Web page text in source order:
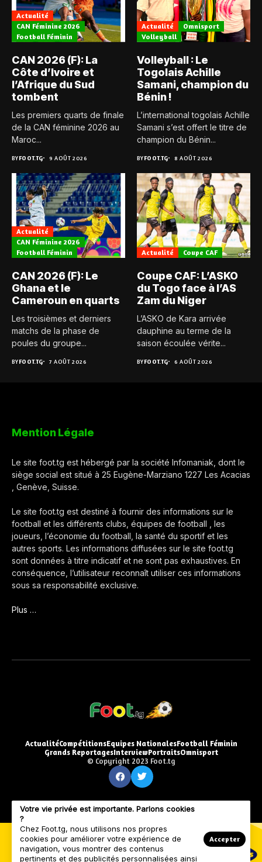
Actualité
CAN Féminine 2026
Football Féminin
CAN 2026 (F): La
Côte d’Ivoire et
l’Afrique du Sud
tombent
Les premiers quarts de finale
de la CAN féminine 2026 au
Maroc...
BYFOOT.TG 9 AOÛT 2026
Actualité
Omnisport
Volleyball
Volleyball : Le
Togolais Achille
Samani, champion du
Bénin !
L’international togolais Achille
Samani s’est offert le titre de
champion du Bénin...
BYFOOT.TG 8 AOÛT 2026
Actualité
CAN Féminine 2026
Football Féminin
CAN 2026 (F): Le
Ghana et le
Cameroun en quarts
Les troisièmes et derniers
matchs de la phase de
poules du groupe...
BYFOOT.TG 7 AOÛT 2026
Actualité Coupe CAF
Coupe CAF: L’ASKO
du Togo face à l’AS
Zam du Niger
L’ASKO de Kara arrivée
dauphine au terme de la
saison écoulée vérite...
BYFOOT.TG 6 AOÛT 2026
Mention Légale
Le site foot.tg est hébergé par la société Infomaniak, dont le
siège social est situé à 25 Eugène-Marziano 1227 Les Acacias
, Genève, Suisse.
Le site foot.tg est destiné à fournir des informations sur le
football et les différents clubs, équipes de football , les
joueurs, l’économie du football, la santé du sportif et les
autres sports. Les informations diffusées sur le site foot.tg
sont données à titre indicatif et ne sont pas exhaustives. En
conséquence, l’utilisateur reconnaît utiliser ces informations
sous sa responsabilité exclusive.
Plus …
ActualitéCompétitionsEquipes NationalesFootball Féminin
Grands ReportagesInterviewPortraitsOmnisport
© Copyright 2023 Foot.tg
Votre vie privée est importante. Parlons cookies
?
Chez Foot.tg, nous utilisons nos propres
cookies pour améliorer votre expérience de
navigation, vous montrer des contenus
pertinents et des publicités personnalisées ainsi
Accepter